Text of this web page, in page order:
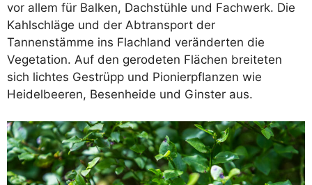
vor allem für Balken, Dachstühle und Fachwerk. Die
Kahlschläge und der Abtransport der
Tannenstämme ins Flachland veränderten die
Vegetation. Auf den gerodeten Flächen breiteten
sich lichtes Gestrüpp und Pionierpflanzen wie
Heidelbeeren, Besenheide und Ginster aus.